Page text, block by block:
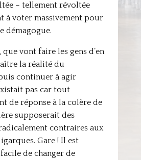
– tellement révoltée
à voter massivement pour
démagogue.
vont faire les gens d’en
la réalité du
continuer à agir
pas car tout
de réponse à la colère de
supposerait des
contraires aux
Gare ! Il est
de changer de